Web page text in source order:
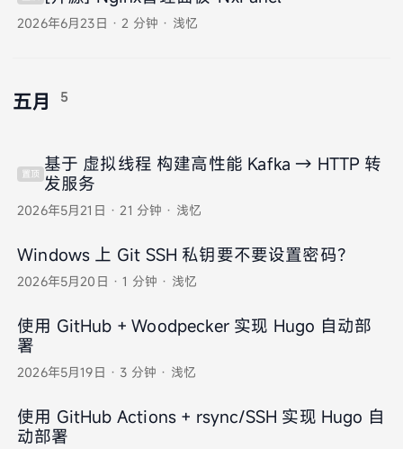
2026年6月23日 ·2 分钟 · 浅忆
五月 5
置顶 基于 虚拟线程 构建高性能 Kafka → HTTP 转
发服务
2026年5月21日 ·21 分钟 · 浅忆
Windows 上 Git SSH 私钥要不要设置密码？
2026年5月20日 ·1 分钟 · 浅忆
使用 GitHub + Woodpecker 实现 Hugo 自动部
署
2026年5月19日 · 3 分钟 · 浅忆
使用 GitHub Actions + rsync/SSH 实现 Hugo 自
动部署